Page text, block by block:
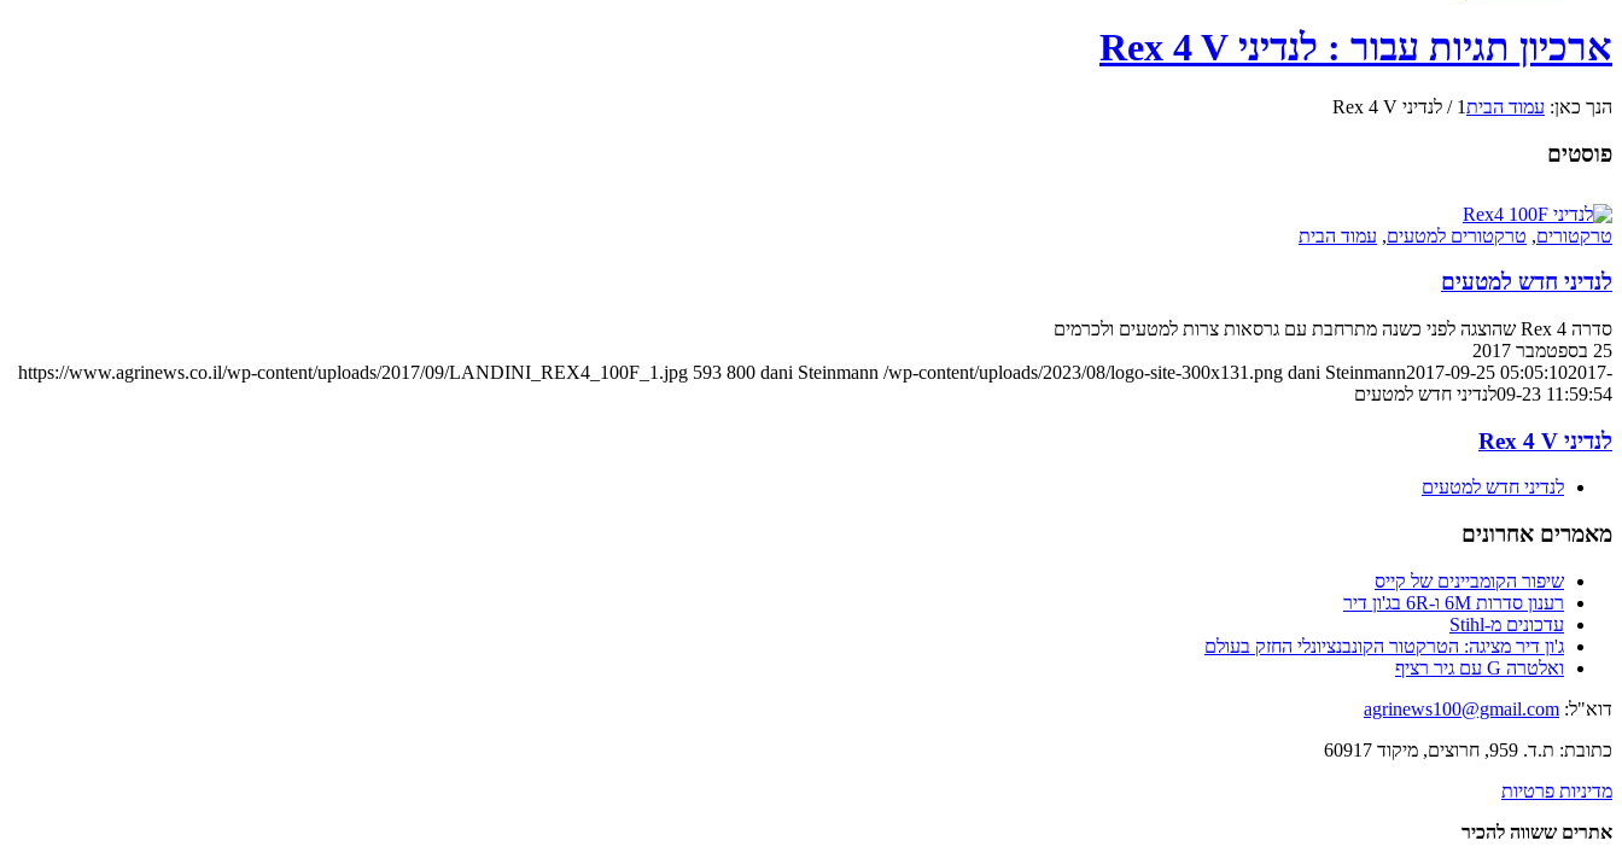
ארכיון תגיות עבור : לנדיני Rex 4 V
הנך כאן: עמוד הבית1
/ לנדיני Rex 4 V
פוסטים
טרקטורים, טרקטורים למטעים, עמוד הבית
לנדיני חדש למטעים
סדרה Rex 4 שהוצגה לפני כשנה מתרחבת עם גרסאות צרות למטעים ולכרמים
25 בספטמבר 2017
https://www.agrinews.co.il/wp-content/uploads/2017/09/LANDINI_REX4_100F_1.jpg 593 800 dani Steinmann /wp-content/uploads/2023/08/logo-site-300x131.png dani Steinmann2017-09-25 05:05:102017-
09-23 11:59:54לנדיני חדש למטעים
לנדיני Rex 4 V
לנדיני חדש למטעים
מאמרים אחרונים
שיפור הקומביינים של קייס
רענון סדרות 6M ו-6R בג'ון דיר
עדכונים מ-Stihl
ג'ון דיר מציגה: הטרקטור הקונבנציונלי החזק בעולם
ואלטרה G עם גיר רציף
דוא"ל: agrinews100@gmail.com
כתובת: ת.ד. 959, חרוצים, מיקוד 60917
מדיניות פרטיות
אתרים ששווה להכיר